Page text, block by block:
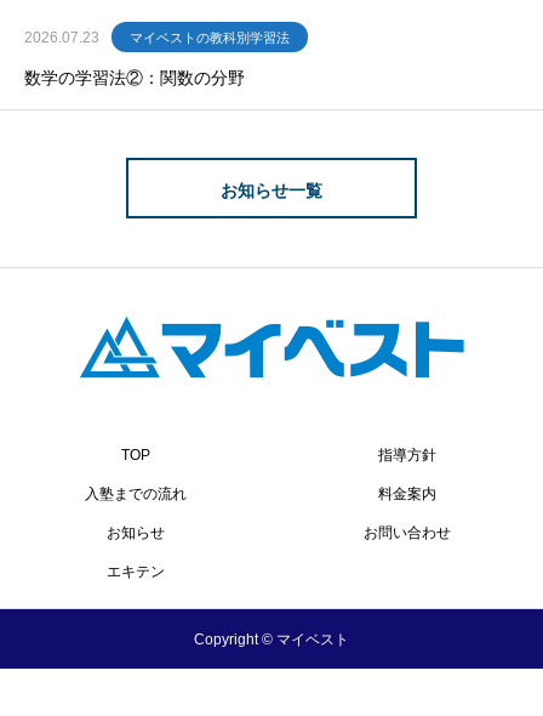
2026.07.23 マイベストの教科別学習法
数学の学習法②：関数の分野
お知らせ一覧
TOP 指導方針
入塾までの流れ 料金案内
お知らせ お問い合わせ
エキテン
Copyright © マイベスト